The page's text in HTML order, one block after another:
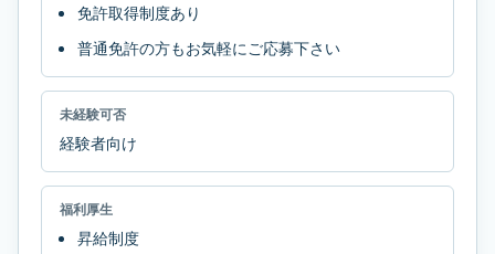
免許取得制度あり
普通免許の方もお気軽にご応募下さい
未経験可否
経験者向け
福利厚生
昇給制度